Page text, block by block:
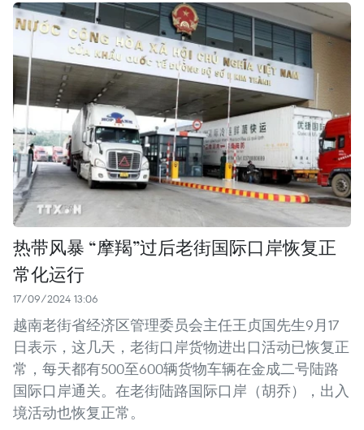
热带风暴 “摩羯”过后老街国际口岸恢复正
常化运行
17/09/2024 13:06
越南老街省经济区管理委员会主任王贞国先生9月17
日表示，这几天，老街口岸货物进出口活动已恢复正
常，每天都有500至600辆货物车辆在金成二号陆路
国际口岸通关。在老街陆路国际口岸（胡乔），出入
境活动也恢复正常。